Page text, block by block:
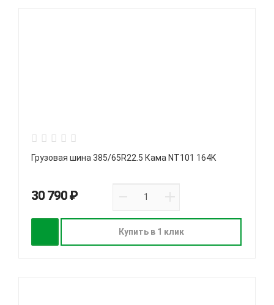
Грузовая шина 385/65R22.5 Кама NT101 164K
30 790 ₽
Купить в 1 клик